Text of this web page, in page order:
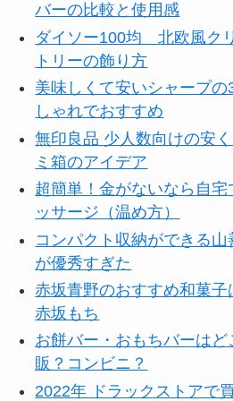
バーの比較と使用感
ダイソー100均 北欧風ク
トリーの飾り方
美味しくて安いシャープ
しゃれでおすすめ
無印良品 少人数向けの安
ミ箱のアイデア
超簡単！金がないなら自
ッサージ（温め方）
コンパクト収納ができる
が優秀すぎた
赤坂青野のおすすめ和菓子
赤坂もち
お餅バー・おもちバーはど
販？コンビニ？
2022年 ドラックストアで